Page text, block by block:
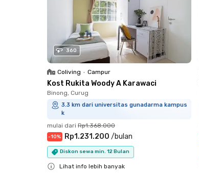
360
Coliving • Campur
Kost Rukita Woody A Karawaci
Binong, Curug
3.3 km dari universitas gunadarma kampus
k
mulai dari Rp1.368.000
-10% Rp1.231.200 /bulan
Diskon sewa min. 12 Bulan
Lihat info lebih banyak